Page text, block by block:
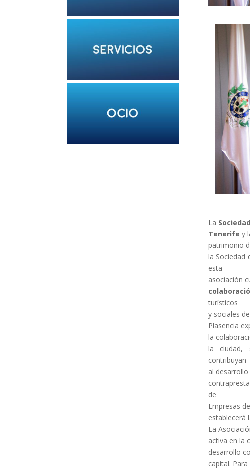
La
Tenerife y
patrimonio
la Sociedad
esta
asociación
turísticos
y sociales
Plasencia
la
la ciudad,
contribuyan
al desarrollo
de
Empresas
establecerá
La
activa en la
desarrollo
capital.